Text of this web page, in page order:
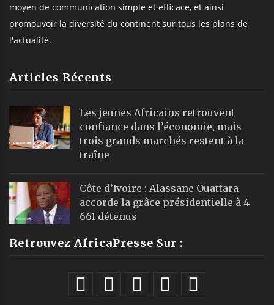
moyen de communication simple et efficace, et ainsi
promouvoir la diversité du continent sur tous les plans de
l'actualité.
Articles Récents
Les jeunes Africains retrouvent
confiance dans l’économie, mais
trois grands marchés restent à la
traîne
Côte d’Ivoire : Alassane Ouattara
accorde la grâce présidentielle à 4
661 détenus
Retrouvez AfricaPresse Sur :